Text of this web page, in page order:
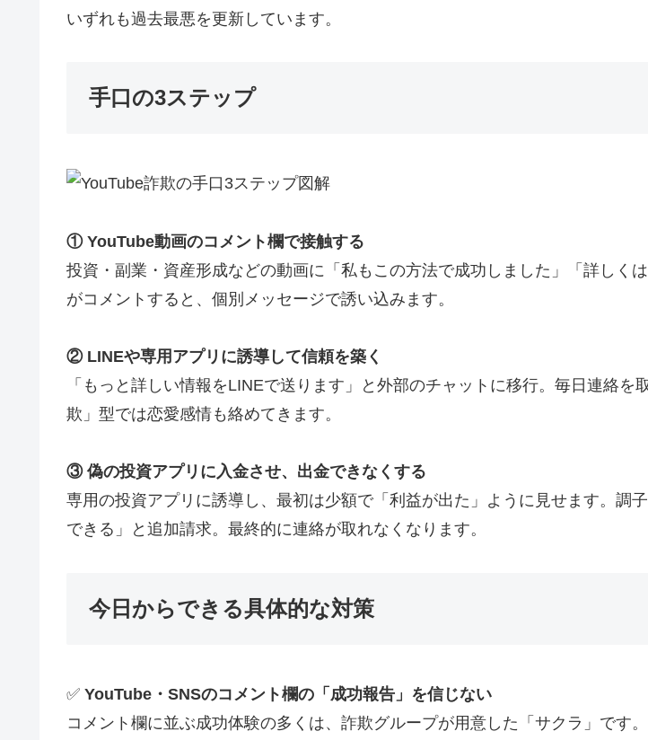
いずれも過去最悪を更新しています。
手口の3ステップ
① YouTube動画のコメント欄で接触する
投資・副業・資産形成などの動画に「私もこの方法で成功しました」「詳しく
がコメントすると、個別メッセージで誘い込みます。
② LINEや専用アプリに誘導して信頼を築く
「もっと詳しい情報をLINEで送ります」と外部のチャットに移行。毎日連絡
欺」型では恋愛感情も絡めてきます。
③ 偽の投資アプリに入金させ、出金できなくする
専用の投資アプリに誘導し、最初は少額で「利益が出た」ように見せます。調
できる」と追加請求。最終的に連絡が取れなくなります。
今日からできる具体的な対策
✅ YouTube・SNSのコメント欄の「成功報告」を信じない
コメント欄に並ぶ成功体験の多くは、詐欺グループが用意した「サクラ」です